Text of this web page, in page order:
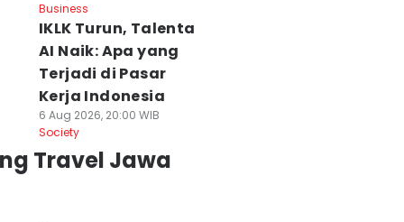
Business
IKLK Turun, Talenta
AI Naik: Apa yang
Terjadi di Pasar
Kerja Indonesia
6 Aug 2026, 20:00 WIB
Society
Travel Jawa